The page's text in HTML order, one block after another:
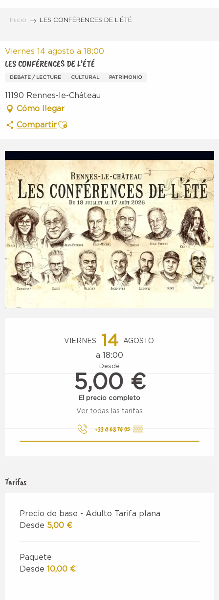
Inicio LES CONFÉRENCES DE L’ÉTÉ
Viernes 14 agosto a 18:00
LES CONFÉRENCES DE L’ÉTÉ
DEBATE / LECTURE CULTURAL PATRIMONIO
11190 Rennes-le-Château
Cómo llegar
CompartirAjouter aux favoris
VIERNES 14 AGOSTO
a 18:00
Desde
5,00 €
El precio completo
Ver todas las tarifas
+33 4 68 74 05 ▒▒
Tarifas
Precio de base - Adulto Tarifa plana
Desde 5,00 €
Paquete
Desde 10,00 €